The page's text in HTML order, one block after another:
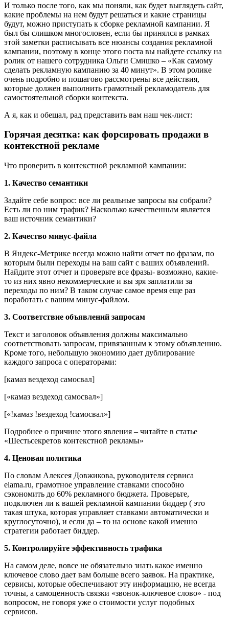
И только после того, как мы поняли, как будет выглядеть сайт,
какие проблемы на нем будут решаться и какие страницы
будут, можно приступать к сборке рекламной кампании. Я
был бы слишком многословен, если бы принялся в рамках
этой заметки расписывать все нюансы создания рекламной
кампании, поэтому в конце этого поста вы найдете ссылку на
ролик от нашего сотрудника Ольги Смишко – «Как самому
сделать рекламную кампанию за 40 минут». В этом ролике
очень подробно и пошагово рассмотрены все действия,
которые должен выполнить грамотный рекламодатель для
самостоятельной сборки контекста.
А я, как и обещал, рад представить вам наш чек-лист:
Горячая десятка: как форсировать продажи в
контекстной рекламе
Что проверить в контекстной рекламной кампании:
1. Качество семантики
Задайте себе вопрос: все ли реальные запросы вы собрали?
Есть ли по ним трафик? Насколько качественным является
ваш источник семантики?
2. Качество минус-файла
В Яндекс-Метрике всегда можно найти отчет по фразам, по
которым были переходы на ваш сайт с ваших объявлений.
Найдите этот отчет и проверьте все фразы- возможно, какие-
то из них явно некоммерческие и вы зря заплатили за
переходы по ним? В таком случае самое время еще раз
поработать с вашим минус-файлом.
3. Соответствие объявлений запросам
Текст и заголовок объявления должны максимально
соответствовать запросам, привязанным к этому объявлению.
Кроме того, небольшую экономию дает дублирование
каждого запроса с операторами:
[камаз вездеход самосвал]
[«камаз вездеход самосвал»]
[«!камаз !вездеход !самосвал»]
Подробнее о причине этого явления – читайте в статье
«Шестьсекретов контекстной рекламы»
4. Ценовая политика
По словам Алексея Довжикова, руководителя сервиса
elama.ru, грамотное управление ставками способно
сэкономить до 60% рекламного бюджета. Проверьте,
подключен ли к вашей рекламной кампании биддер ( это
такая штука, которая управляет ставками автоматически и
круглосуточно), и если да – то на основе какой именно
стратегии работает биддер.
5. Контролируйте эффективность трафика
На самом деле, вовсе не обязательно знать какое именно
ключевое слово дает вам больше всего заявок. На практике,
сервисы, которые обеспечивают эту информацию, не всегда
точны, а самоценность связки «звонок-ключевое слово» - под
вопросом, не говоря уже о стоимости услуг подобных
сервисов.